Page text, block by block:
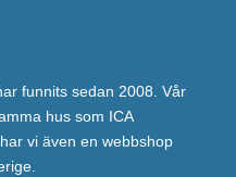
funnits sedan 2008. Vår
hus som ICA
vi även en webbshop